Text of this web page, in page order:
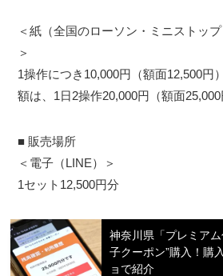
＜紙（全国のローソン・ミニストップ
＞
1操作につき10,000円（額面12,500円
額は、1日2操作20,000円（額面25,000
■ 販売場所
＜電子（LINE）＞
1セット12,500円分
神奈川県「プレミア
子クーポン”購入！購
ョで紹介